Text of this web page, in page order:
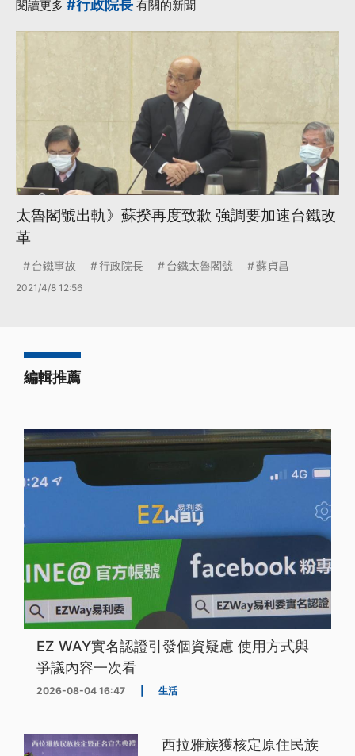
閱讀更多 #行政院長 有關的新聞
太魯閣號出軌》蘇揆再度致歉 強調要加速台鐵改
革
台鐵事故 行政院長 台鐵太魯閣號 蘇貞昌
2021/4/8 12:56
編輯推薦
EZ WAY實名認證引發個資疑慮 使用方式與
爭議內容一次看
2026-08-04 16:47 生活
西拉雅族獲核定原住民族